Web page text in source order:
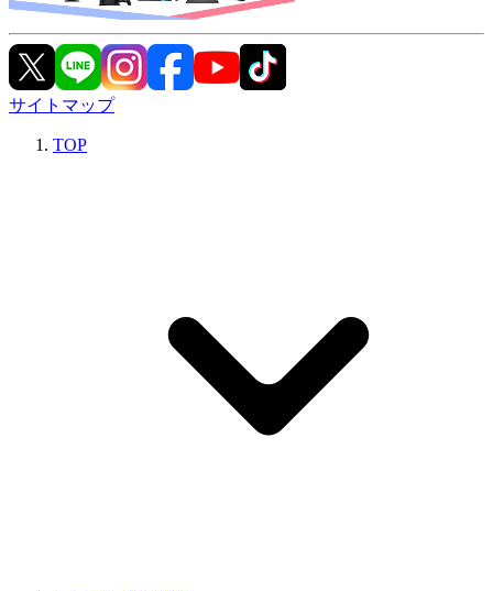
サイトマップ
TOP